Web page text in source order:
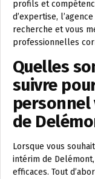
profils et
d’expertise,
recherche et vous
professionnelles
Quelles
suivre
personnel
de
Lorsque vous
intérim de
efficaces. Tout